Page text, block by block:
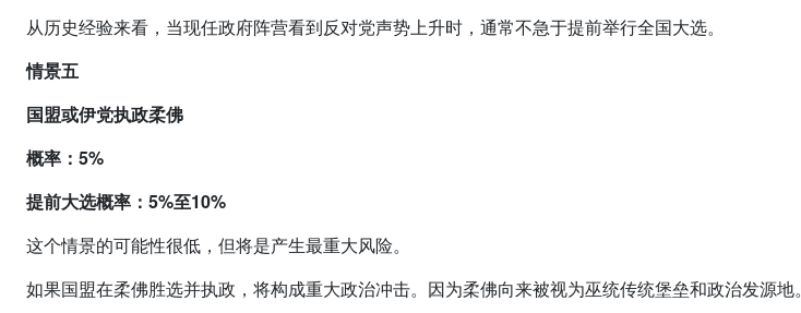
从历史经验来看，当现任政府阵营看到反对党声势上升时，通常不急于提前举行全国大选。
情景五
国盟或伊党执政柔佛
概率：5%
提前大选概率：5%至10%
这个情景的可能性很低，但将是产生最重大风险。
如果国盟在柔佛胜选并执政，将构成重大政治冲击。因为柔佛向来被视为巫统传统堡垒和政治发源地。